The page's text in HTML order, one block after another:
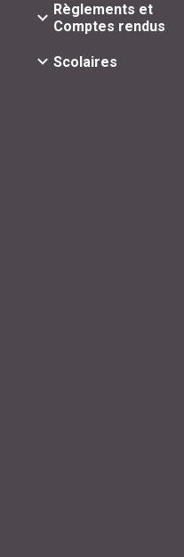
Règlements et
Comptes rendus
Scolaires